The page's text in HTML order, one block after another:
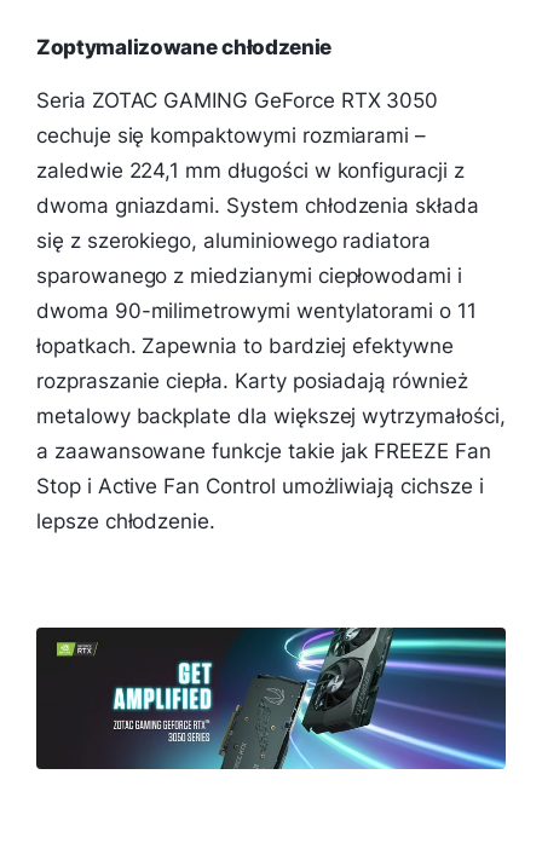
Zoptymalizowane chłodzenie
Seria ZOTAC GAMING GeForce RTX 3050
cechuje się kompaktowymi rozmiarami –
zaledwie 224,1 mm długości w konfiguracji z
dwoma gniazdami. System chłodzenia składa
się z szerokiego, aluminiowego radiatora
sparowanego z miedzianymi ciepłowodami i
dwoma 90-milimetrowymi wentylatorami o 11
łopatkach. Zapewnia to bardziej efektywne
rozpraszanie ciepła. Karty posiadają również
metalowy backplate dla większej wytrzymałości,
a zaawansowane funkcje takie jak FREEZE Fan
Stop i Active Fan Control umożliwiają cichsze i
lepsze chłodzenie.